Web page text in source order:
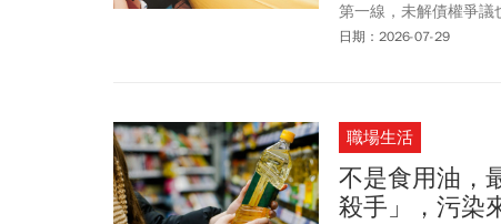
第一線，未解債權爭議
日期：2026-07-29
職場生活
不是食用油，
殺手」，污染